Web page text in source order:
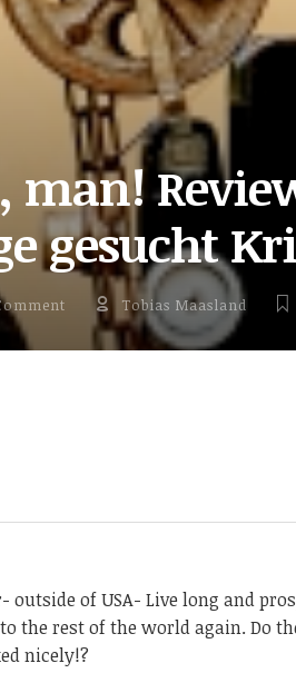
man!
gesucht
Tobias Maasland
outside of USA- Live long and
the rest of the world again. Do
nicely!?